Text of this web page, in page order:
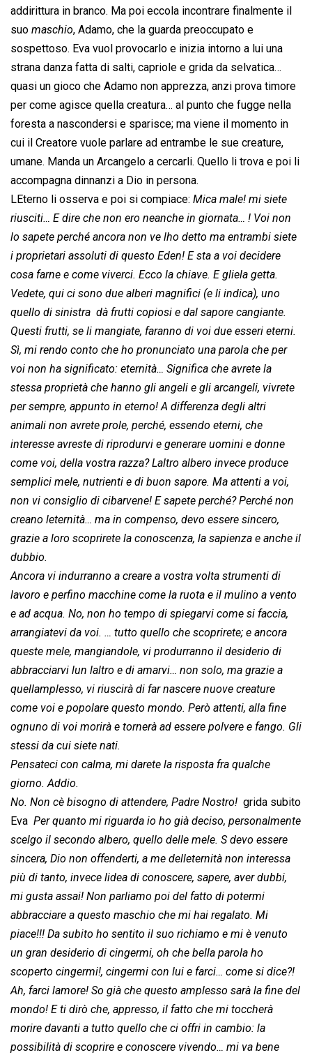
addirittura in branco. Ma poi eccola incontrare finalmente il
suo  maschio, Adamo, che la guarda preoccupato e
sospettoso. Eva vuol provocarlo e inizia intorno a lui una
strana danza fatta di salti, capriole e grida da selvatica…
quasi un gioco che Adamo non apprezza, anzi prova timore
per come agisce quella creatura… al punto che fugge nella
foresta a nascondersi e sparisce; ma viene il momento in
cui il Creatore vuole parlare ad entrambe le sue creature,
umane. Manda un Arcangelo a cercarli. Quello li trova e poi li
accompagna dinnanzi a Dio in persona.
LEterno li osserva e poi si compiace:  Mica male! mi siete
riusciti… E dire che non ero neanche in giornata… ! Voi non
lo sapete perché ancora non ve lho detto ma entrambi siete
i proprietari assoluti di questo Eden! E sta a voi decidere
cosa farne e come viverci. Ecco la chiave. E gliela getta.
Vedete, qui ci sono due alberi magnifici (e li indica), uno 
quello di sinistra  dà frutti copiosi e dal sapore cangiante.
Questi frutti, se li mangiate, faranno di voi due esseri eterni.
Sì, mi rendo conto che ho pronunciato una parola che per
voi non ha significato: eternità… Significa che avrete la
stessa proprietà che hanno gli angeli e gli arcangeli, vivrete
per sempre, appunto in eterno! A differenza degli altri
animali non avrete prole, perché, essendo eterni, che
interesse avreste di riprodurvi e generare uomini e donne
come voi, della vostra razza? Laltro albero invece produce
semplici mele, nutrienti e di buon sapore. Ma attenti a voi,
non vi consiglio di cibarvene! E sapete perché? Perché non
creano leternità… ma in compenso, devo essere sincero,
grazie a loro scoprirete la conoscenza, la sapienza e anche il
dubbio.
Ancora vi indurranno a creare a vostra volta strumenti di
lavoro e perfino macchine come la ruota e il mulino a vento
e ad acqua. No, non ho tempo di spiegarvi come si faccia,
arrangiatevi da voi. … tutto quello che scoprirete; e ancora
queste mele, mangiandole, vi produrranno il desiderio di
abbracciarvi lun laltro e di amarvi… non solo, ma grazie a
quellamplesso, vi riuscirà di far nascere nuove creature
come voi e popolare questo mondo. Però attenti, alla fine
ognuno di voi morirà e tornerà ad essere polvere e fango. Gli
stessi da cui siete nati.
Pensateci con calma, mi darete la risposta fra qualche
giorno. Addio.
No. Non cè bisogno di attendere, Padre Nostro!  grida subito
Eva  Per quanto mi riguarda io ho già deciso, personalmente
scelgo il secondo albero, quello delle mele. S devo essere
sincera, Dio non offenderti, a me delleternità non interessa
più di tanto, invece lidea di conoscere, sapere, aver dubbi,
mi gusta assai! Non parliamo poi del fatto di potermi
abbracciare a questo maschio che mi hai regalato. Mi
piace!!! Da subito ho sentito il suo richiamo e mi è venuto
un gran desiderio di cingermi, oh che bella parola ho
scoperto cingermi!, cingermi con lui e farci… come si dice?!
Ah, farci lamore! So già che questo amplesso sarà la fine del
mondo! E ti dirò che, appresso, il fatto che mi toccherà
morire davanti a tutto quello che ci offri in cambio: la
possibilità di scoprire e conoscere vivendo… mi va bene